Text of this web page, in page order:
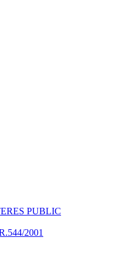
PUBLIC
2001